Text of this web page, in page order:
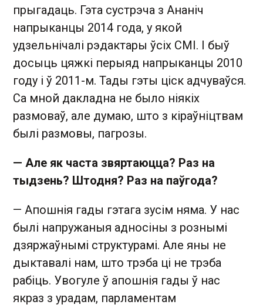
прыгадаць. Гэта сустрэча з Ананіч
напрыканцы 2014 года, у якой
удзельнічалі рэдактары ўсіх СМІ. І быў
досыць цяжкі перыяд напрыканцы 2010
году і ў 2011-м. Тады гэты ціск адчуваўся.
Са мной дакладна не было ніякіх
размоваў, але думаю, што з кіраўніцтвам
былі размовы, пагрозы.
— Але як часта звяртаюцца? Раз на
тыдзень? Штодня? Раз на паўгода?
— Апошнія гады гэтага зусім няма. У нас
былі напружаныя адносіны з рознымі
дзяржаўнымі структурамі. Але яны не
дыктавалі нам, што трэба ці не трэба
рабіць. Увогуле ў апошнія гады ў нас
якраз з урадам, парламентам